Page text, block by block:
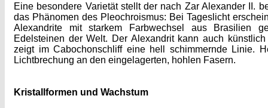
Eine besondere Varietät stellt der nach Zar Alexander II.
das Phänomen des Pleochroismus: Bei Tageslicht
Alexandrite mit starkem Farbwechsel aus Brasilien
Edelsteinen der Welt. Der Alexandrit kann auch
zeigt im Cabochonschliff eine hell schimmernde Linie.
Lichtbrechung an den eingelagerten, hohlen Fasern.
Kristallformen und Wachstum